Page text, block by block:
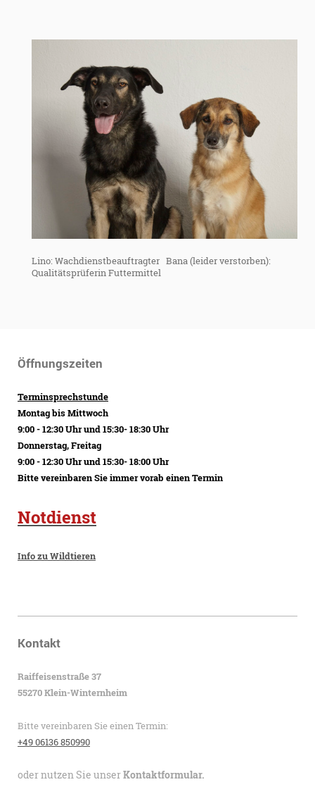
Lino: Wachdienstbeauftragter Bana (leider verstorben):
Qualitätsprüferin Futtermittel
Öffnungszeiten
Terminsprechstunde
Montag bis Mittwoch
9:00 - 12:30 Uhr und 15:30- 18:30 Uhr
Donnerstag, Freitag
9:00 - 12:30 Uhr und 15:30- 18:00 Uhr
Bitte vereinbaren Sie immer vorab einen Termin
Notdienst
Info zu Wildtieren
Kontakt
Raiffeisenstraße 37
55270 Klein-Winternheim
Bitte vereinbaren Sie einen Termin:
+49 06136 850990
oder nutzen Sie unserKontaktformular.